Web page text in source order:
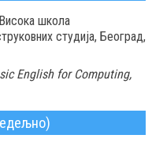
Висока школа
студија, Београд,
English for Computing,